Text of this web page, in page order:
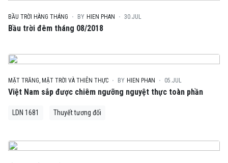
BẦU TRỜI HÀNG THÁNG BY HIEN PHAN 30.JUL
Bầu trời đêm tháng 08/2018
MẶT TRĂNG, MẶT TRỜI VÀ THIÊN THỰC BY HIEN PHAN 05.JUL
Việt Nam sắp được chiêm ngưỡng nguyệt thực toàn phần
LDN 1681 Thuyết tương đối